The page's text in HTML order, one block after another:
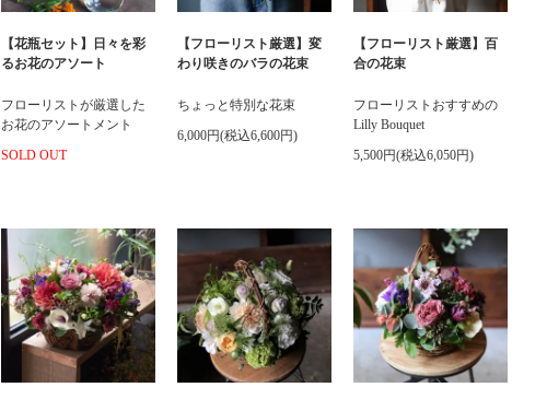
【花瓶セット】日々を彩
るお花のアソート
フローリストが厳選した
お花のアソートメント
SOLD OUT
【フローリスト厳選】変
わり咲きのバラの花束
ちょっと特別な花束
6,000円(税込6,600円)
【フローリスト厳選】百
合の花束
フローリストおすすめの
Lilly Bouquet
5,500円(税込6,050円)